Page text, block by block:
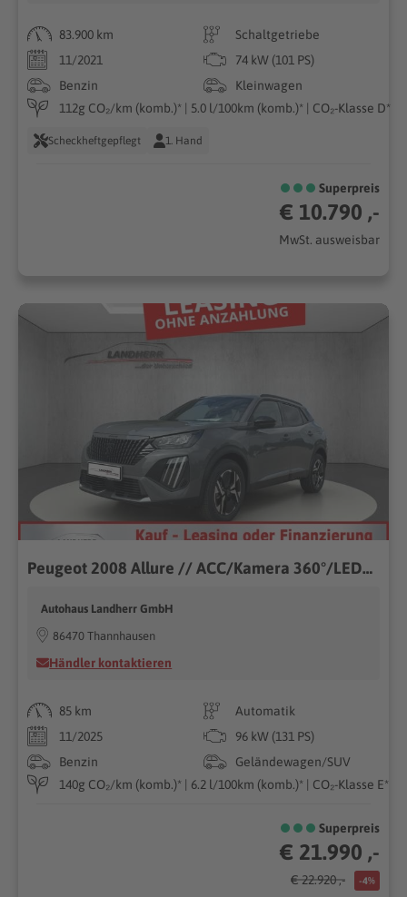
83.900 km
Schaltgetriebe
11/2021
74 kW (101 PS)
Benzin
Kleinwagen
112g CO₂/km (komb.)* | 5.0 l/100km (komb.)* | CO₂-Klasse D*
Scheckheftgepflegt 1. Hand
Superpreis
€ 10.790 ,-
MwSt. ausweisbar
Peugeot 2008 Allure // ACC/Kamera 360°/LED/SHZ
Autohaus Landherr GmbH
86470 Thannhausen
Händler kontaktieren
85 km
Automatik
11/2025
96 kW (131 PS)
Benzin
Geländewagen/SUV
140g CO₂/km (komb.)* | 6.2 l/100km (komb.)* | CO₂-Klasse E*
Superpreis
€ 21.990 ,-
€ 22.920 ,- -4%